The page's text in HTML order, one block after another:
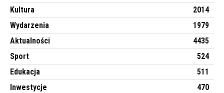
Kultura
2014
Wydarzenia
1979
Aktualności
4435
Sport
524
Edukacja
511
Inwestycje
470